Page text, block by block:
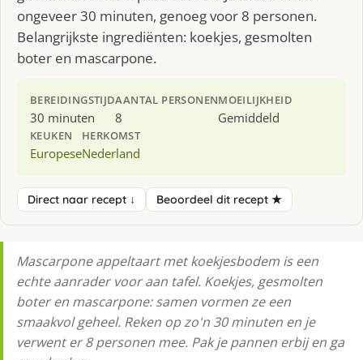
ongeveer 30 minuten, genoeg voor 8 personen.
Belangrijkste ingrediënten: koekjes, gesmolten
boter en mascarpone.
BEREIDINGSTIJD
30 minuten
AANTAL PERSONEN
8
MOEILIJKHEID
Gemiddeld
KEUKEN
Europese
HERKOMST
Nederland
Direct naar recept ↓ Beoordeel dit recept ★
Mascarpone appeltaart met koekjesbodem is een
echte aanrader voor aan tafel. Koekjes, gesmolten
boter en mascarpone: samen vormen ze een
smaakvol geheel. Reken op zo'n 30 minuten en je
verwent er 8 personen mee. Pak je pannen erbij en ga